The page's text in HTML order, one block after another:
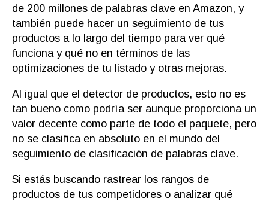
de 200 millones de palabras clave en Amazon, y
también puede hacer un seguimiento de tus
productos a lo largo del tiempo para ver qué
funciona y qué no en términos de las
optimizaciones de tu listado y otras mejoras.
Al igual que el detector de productos, esto no es
tan bueno como podría ser aunque proporciona un
valor decente como parte de todo el paquete, pero
no se clasifica en absoluto en el mundo del
seguimiento de clasificación de palabras clave.
Si estás buscando rastrear los rangos de
productos de tus competidores o analizar qué